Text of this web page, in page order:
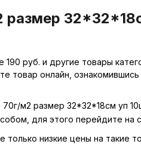
руб. и другие товары
товар онлайн,
м2 размер 32*32*18см уп
для этого перейдите на
низкие цены на такие